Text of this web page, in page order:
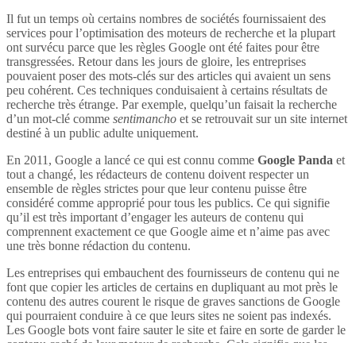
Il fut un temps où certains nombres de sociétés fournissaient des
services pour l’optimisation des moteurs de recherche et la plupart
ont survécu parce que les règles Google ont été faites pour être
transgressées. Retour dans les jours de gloire, les entreprises
pouvaient poser des mots-clés sur des articles qui avaient un sens
peu cohérent. Ces techniques conduisaient à certains résultats de
recherche très étrange. Par exemple, quelqu’un faisait la recherche
d’un mot-clé comme sentimancho et se retrouvait sur un site internet
destiné à un public adulte uniquement.
En 2011, Google a lancé ce qui est connu comme Google Panda et
tout a changé, les rédacteurs de contenu doivent respecter un
ensemble de règles strictes pour que leur contenu puisse être
considéré comme approprié pour tous les publics. Ce qui signifie
qu’il est très important d’engager les auteurs de contenu qui
comprennent exactement ce que Google aime et n’aime pas avec
une très bonne rédaction du contenu.
Les entreprises qui embauchent des fournisseurs de contenu qui ne
font que copier les articles de certains en dupliquant au mot près le
contenu des autres courent le risque de graves sanctions de Google
qui pourraient conduire à ce que leurs sites ne soient pas indexés.
Les Google bots vont faire sauter le site et faire en sorte de garder le